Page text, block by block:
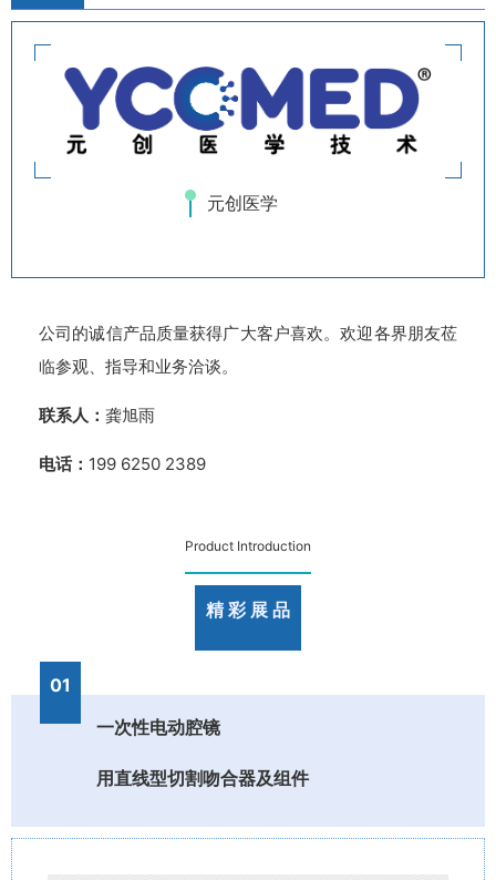
元创医学
公司的诚信产品质量获得广大客户喜欢。欢迎各界朋友莅
临参观、指导和业务洽谈。
联系人： 龚旭雨
电话： 199 6250 2389
Product Introduction
精 彩 展 品
01
一次性电动腔镜
用直线型切割吻合器及组件